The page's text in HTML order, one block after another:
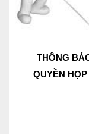
THÔNG
QUYỀN